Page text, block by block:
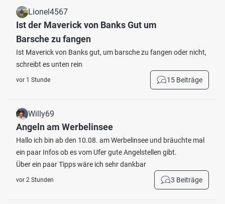
Lionel4567
Ist der Maverick von Banks Gut um
Barsche zu fangen
Ist Maverick von Banks gut, um barsche zu fangen oder nicht,
schreibt es unten rein
vor 1 Stunde 15 Beiträge
Willy69
Angeln am Werbelinsee
Hallo ich bin ab den 10.08. am Werbelinsee und bräuchte mal
ein paar Infos ob es vom Ufer gute Angelstellen gibt.
Über ein paar Tipps wäre ich sehr dankbar
vor 2 Stunden 3 Beiträge